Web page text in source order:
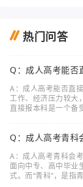
热门问答
Q：成人高考能否
A：成人高考能否直
工作、经济压力较大
直接报本科是一个备
Q：成人高考青科
A：成人高考青科会
面向中专、高中毕业
式。而“青科”，是指